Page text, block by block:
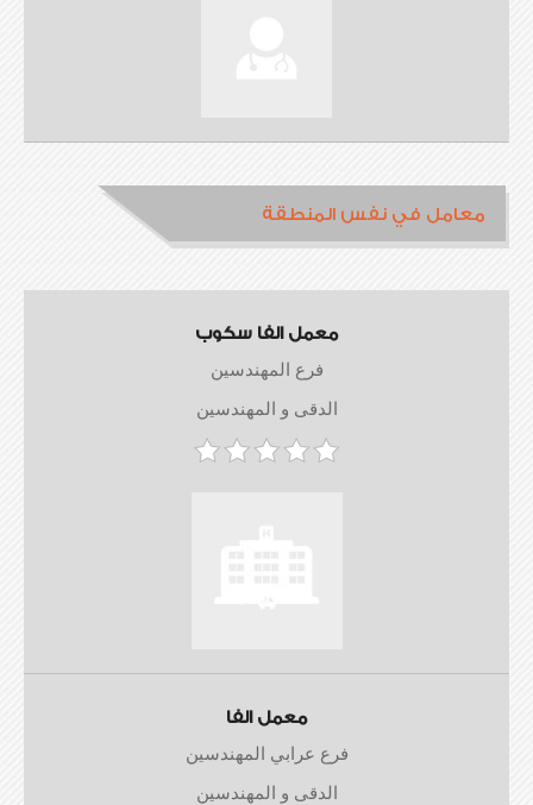
معامل في نفس المنطقة
معمل الفا سكوب
فرع المهندسين
الدقى و المهندسين
معمل الفا
فرع عرابي المهندسين
الدقى و المهندسين